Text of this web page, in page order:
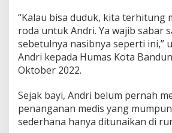
e
r
a
s
a
a
r
i
P
“Kalau bisa duduk, kita terhitung
roda untuk Andri. Ya wajib sabar
sebetulnya nasibnya seperti ini,”
Andri kepada Humas Kota
Oktober 2022.
Sejak bayi, Andri belum pernah
penanganan medis yang
sederhana hanya ditunaikan di